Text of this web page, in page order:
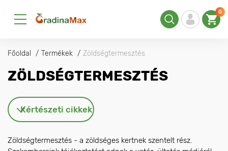
0
Főoldal Termékek Zöldségtermesztés
ZÖLDSÉGTERMESZTÉS
Kértészeti cikkek
Zöldségtermesztés - a zöldséges kertnek szentelt rész.